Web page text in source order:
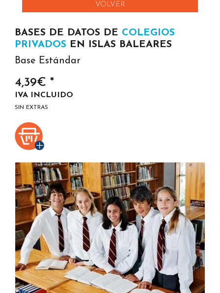
VOLVER
BASES DE DATOS DE COLEGIOS
PRIVADOS EN ISLAS BALEARES
Base Estándar
4,39€ *
IVA INCLUIDO
SIN EXTRAS